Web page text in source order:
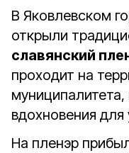
В Яковлевском
открыли
славянский
проходит на
вдохновения для
На пленэр